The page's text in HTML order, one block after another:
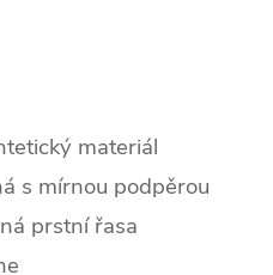
materiál
s mírnou podpěrou
prstní řasa